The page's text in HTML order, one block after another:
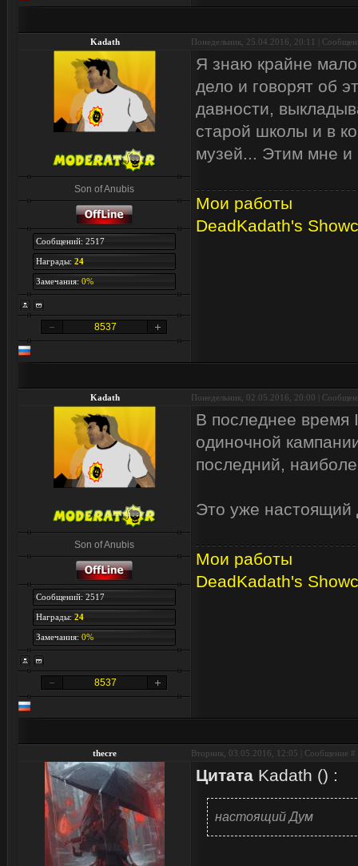
Kadath Понедельник, 25.04.2016, 20:11 |
Son of Anubis
Сообщений: 2517
Награды: 24
Замечания: 0%
8537
Я знаю крайне
дело и говорят об
давности,
старой школы и в
музей... Этим мне и
Мои работы
DeadKadath's
Kadath Понедельник, 02.05.2016, 20:00 |
Son of Anubis
Сообщений: 2517
Награды: 24
Замечания: 0%
8537
В последнее время
одиночной
последний,
Это уже настоящий
Мои работы
DeadKadath's
thecre Вторник, 03.05.2016, 12:05 | Сообщение #
Цитата Kadath () :
настоящий Дум